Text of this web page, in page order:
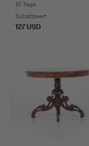
10 Tage
Schätzwert
127 USD